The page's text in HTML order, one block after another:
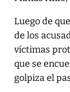
Luego de
de los
víctimas
que se
golpiza el